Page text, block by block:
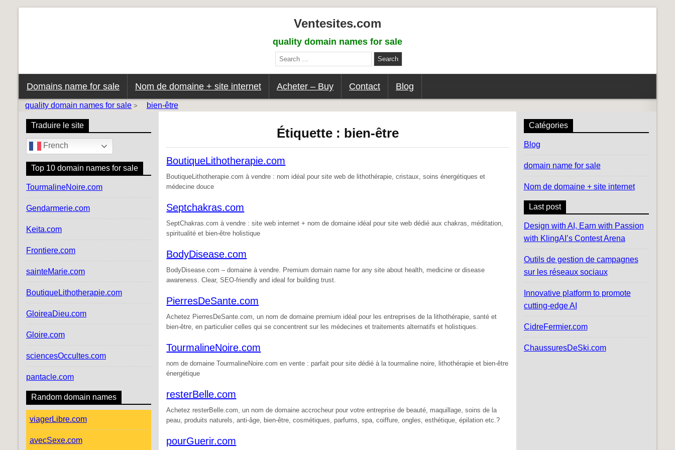
Ventesites.com
quality domain names for sale
Search
for:
Domains name for sale Nom de domaine + site internet Acheter – Buy Contact Blog
quality domain names for sale > bien-être
Étiquette : bien-être
BoutiqueLithotherapie.com
BoutiqueLithotherapie.com à vendre : nom idéal pour site web de lithothérapie, cristaux, soins énergétiques et
médecine douce
Septchakras.com
SeptChakras.com à vendre : site web internet + nom de domaine idéal pour site web dédié aux chakras, méditation,
spiritualité et bien-être holistique
BodyDisease.com
BodyDisease.com – domaine à vendre. Premium domain name for any site about health, medicine or disease
awareness. Clear, SEO-friendly and ideal for building trust.
PierresDeSante.com
Achetez PierresDeSante.com, un nom de domaine premium idéal pour les entreprises de la lithothérapie, santé et
bien-être, en particulier celles qui se concentrent sur les médecines et traitements alternatifs et holistiques.
TourmalineNoire.com
nom de domaine TourmalineNoire.com en vente : parfait pour site dédié à la tourmaline noire, lithothérapie et bien-être
énergétique
resterBelle.com
Achetez resterBelle.com, un nom de domaine accrocheur pour votre entreprise de beauté, maquillage, soins de la
peau, produits naturels, anti-âge, bien-être, cosmétiques, parfums, spa, coiffure, ongles, esthétique, épilation etc.?
pourGuerir.com
Traduire le site
French
Top 10 domain names for sale
TourmalineNoire.com
Gendarmerie.com
Keita.com
Frontiere.com
sainteMarie.com
BoutiqueLithotherapie.com
GloireaDieu.com
Gloire.com
sciencesOccultes.com
pantacle.com
Random domain names
viagerLibre.com
avecSexe.com
Catégories
Blog
domain name for sale
Nom de domaine + site internet
Last post
Design with AI, Earn with Passion
with KlingAI’s Contest Arena
Outils de gestion de campagnes
sur les réseaux sociaux
Innovative platform to promote
cutting-edge AI
CidreFermier.com
ChaussuresDeSki.com